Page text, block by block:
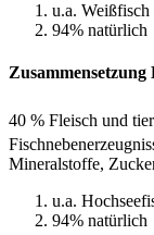
u.a. Weißfisch
94% natürlich
40 % Fleisch und
Mineralstoffe,
u.a.
94% natürlich